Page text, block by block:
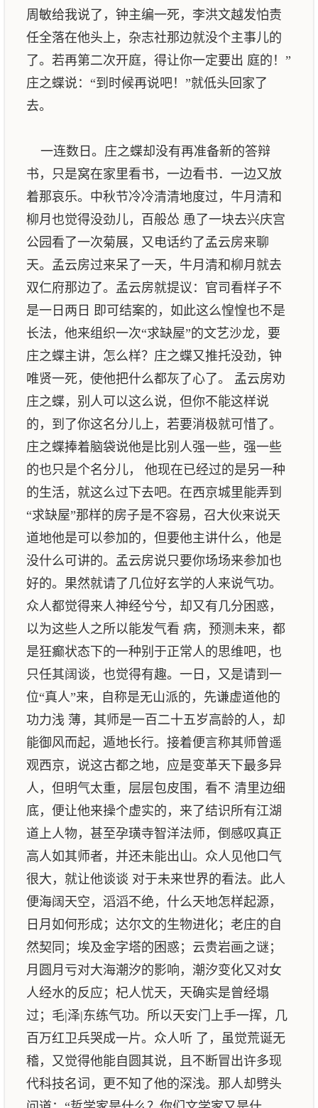
周敏给我说了，钟主编一死，李洪文越发怕责
任全落在他头上，杂志社那边就没个主事儿的
了。若再第二次开庭，得让你一定要出 庭的！”
庄之蝶说：“到时候再说吧！”就低头回家了
去。
一连数日。庄之蝶却没有再准备新的答辩
书，只是窝在家里看书，一边看书．一边又放
着那哀乐。中秋节冷冷清清地度过，牛月清和
柳月也觉得没劲儿，百般怂 恿了一块去兴庆宫
公园看了一次菊展，又电话约了孟云房来聊
天。孟云房过来呆了一天，牛月清和柳月就去
双仁府那边了。孟云房就提议：官司看样子不
是一日两日 即可结案的，如此这么惶惶也不是
长法，他来组织一次“求缺屋”的文艺沙龙，要
庄之蝶主讲，怎么样？庄之蝶又推托没劲，钟
唯贤一死，使他把什么都灰了心了。 孟云房劝
庄之蝶，别人可以这么说，但你不能这样说
的，到了你这名分儿上，若要消极就可惜了。
庄之蝶捧着脑袋说他是比别人强一些，强一些
的也只是个名分儿， 他现在已经过的是另一种
的生活，就这么过下去吧。在西京城里能弄到
“求缺屋”那样的房子是不容易，召大伙来说天
道地他是可以参加的，但要他主讲什么，他是
没什么可讲的。孟云房说只要你场场来参加也
好的。果然就请了几位好玄学的人来说气功。
众人都觉得来人神经兮兮，却又有几分困惑，
以为这些人之所以能发气看 病，预测未来，都
是狂癫状态下的一种别于正常人的思维吧，也
只任其阔谈，也觉得有趣。一日，又是请到一
位“真人”来，自称是无山派的，先谦虚道他的
功力浅 薄，其师是一百二十五岁高龄的人，却
能御风而起，遁地长行。接着便言称其师曾遥
观西京，说这古都之地，应是变革天下最多异
人，但明气太重，层层包皮围，看不 清里边细
底，便让他来操个虚实的，来了结识所有江湖
道上人物，甚至孕璜寺智洋法师，倒感叹真正
高人如其师者，并还未能出山。众人见他口气
很大，就让他谈谈 对于未来世界的看法。此人
便海阔天空，滔滔不绝，什么天地怎样起源，
日月如何形成；达尔文的生物进化；老庄的自
然契同；埃及金字塔的困惑；云贵岩画之谜；
月圆月亏对大海潮汐的影响，潮汐变化又对女
人经水的反应；杞人忧天，天确实是曾经塌
过；毛|泽|东练气功。所以天安门上手一挥，几
百万红卫兵哭成一片。众人听 了，虽觉荒诞无
稽，又觉得他能自圆其说，且不断冒出许多现
代科技名词，更不知了他的深浅。那人却劈头